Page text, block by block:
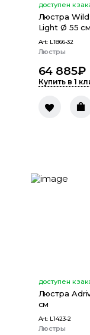
доступен к
Люстра
Light Ø 55 см
Art: L1866-32
Люстры
64 885₽
Купить в 1
доступен к
Люстра
см
Art: L1423-2
Люстры